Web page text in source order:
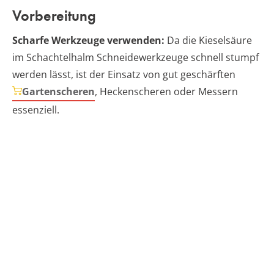
Vorbereitung
Scharfe Werkzeuge verwenden: Da die Kieselsäure
im Schachtelhalm Schneidewerkzeuge schnell stumpf
werden lässt, ist der Einsatz von gut geschärften
Gartenscheren, Heckenscheren oder Messern
essenziell.